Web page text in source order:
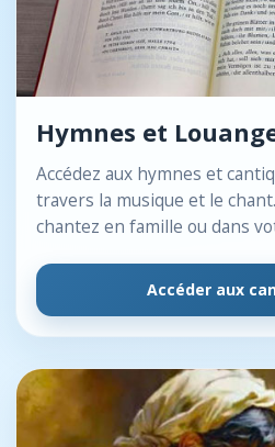
Hymnes et
Accédez aux hymnes et
travers la musique et le
chantez en famille ou dans
Accéder aux